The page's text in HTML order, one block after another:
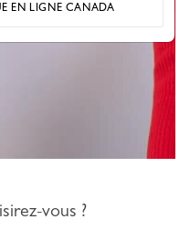
vous ?
EN LIGNE CANADA